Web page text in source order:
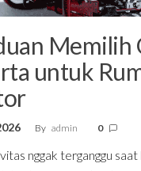
Memilih
untuk
By admin 0
nggak terganggu